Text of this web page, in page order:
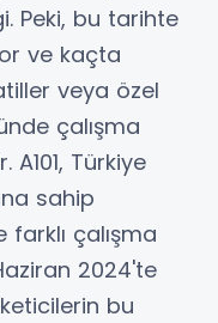
Peki, bu tarihte
ve kaçta
veya özel
çalışma
Türkiye
sahip
çalışma
2024'te
bu